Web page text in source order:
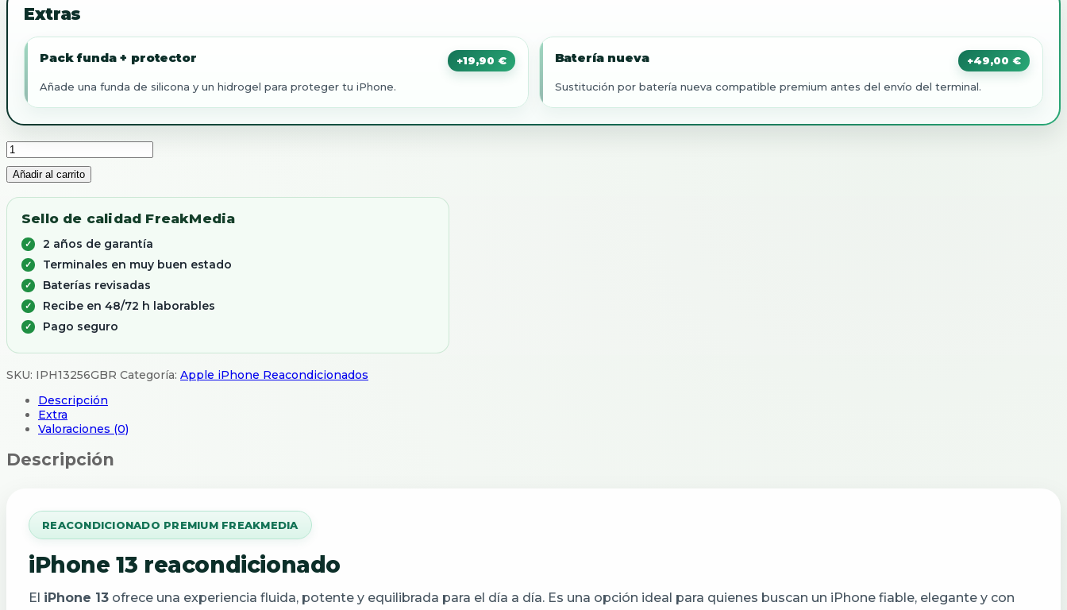
Extras
Pack funda + protector +19,90 €
Añade una funda de silicona y un hidrogel para proteger tu iPhone.
Batería nueva +49,00 €
Sustitución por batería nueva compatible premium antes del envío del terminal.
iPhone
13
256Gb
cantidad
Añadir al carrito
Sello de calidad FreakMedia
2 años de garantía
Terminales en muy buen estado
Baterías revisadas
Recibe en 48/72 h laborables
Pago seguro
SKU: IPH13256GBR Categoría: Apple iPhone Reacondicionados
Descripción
Extra
Valoraciones (0)
Descripción
REACONDICIONADO PREMIUM FREAKMEDIA
iPhone 13 reacondicionado
El iPhone 13 ofrece una experiencia fluida, potente y equilibrada para el día a día. Es una opción ideal para quienes buscan un iPhone fiable, elegante y con